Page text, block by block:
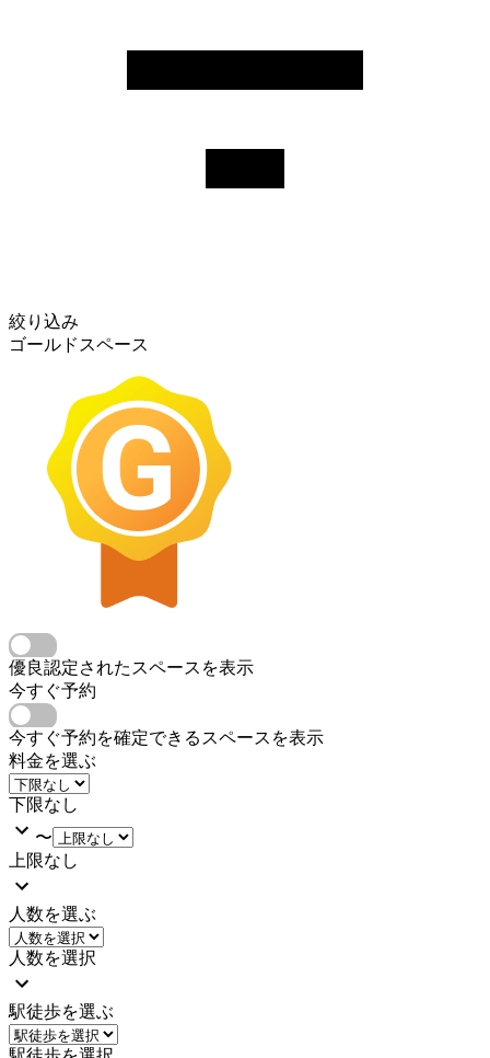
絞り込み
ゴールドスペース
優良認定されたスペースを表示
今すぐ予約
今すぐ予約を確定できるスペースを表示
料金を選ぶ
下限なし
〜
上限なし
人数を選ぶ
人数を選択
駅徒歩を選ぶ